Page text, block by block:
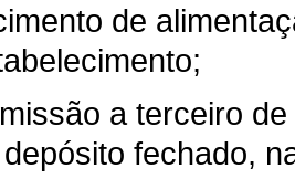
de
a terceiro
fechado,